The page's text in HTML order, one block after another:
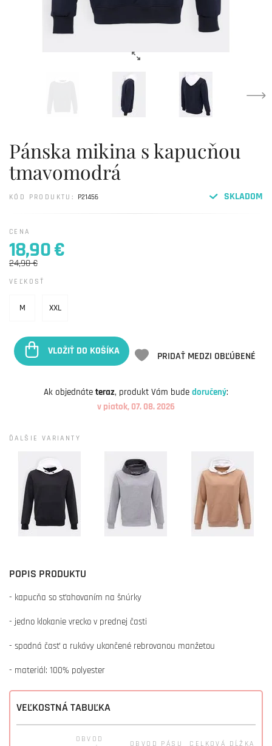
Pánska mikina s kapucňou
tmavomodrá
SKLADOM
KÓD PRODUKTU: P21456
CENA
18,90 €
24,90 €
VEĽKOSŤ
M XXL
VLOŽIŤ DO KOŠÍKA PRIDAŤ MEDZI OBĽÚBENÉ
Ak objednáte teraz, produkt Vám bude doručený:
v piatok, 07. 08. 2026
ĎALŠIE VARIANTY
VEĽKOSTNÁ TABUĽKA
OBVOD
OBVOD PÁSU CELKOVÁ DĹŽKA
POPIS PRODUKTU
- kapucňa so sťahovaním na šnúrky
- jedno klokanie vrecko v prednej časti
- spodná časť a rukávy ukončené rebrovanou manžetou
- materiál: 100% polyester